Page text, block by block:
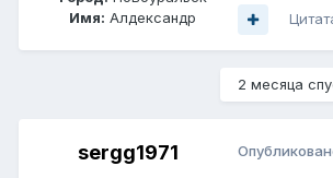
Имя: Алдександр
2 месяца
sergg1971